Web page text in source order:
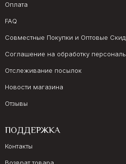
Оплата
FAQ
Совместные Покупки и Оптовые
Соглашение на обработку
Отслеживание посылок
Новости магазина
Отзывы
ПОДДЕРЖКА
Контакты